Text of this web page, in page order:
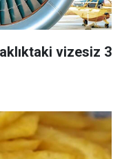
vizesiz 3